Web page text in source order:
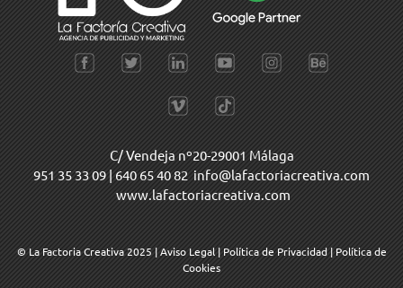
C/ Vendeja nº20-29001 Málaga
951 35 33 09 | 640 65 40 82 info@lafactoriacreativa.com
www.lafactoriacreativa.com
© La Factoria Creativa 2025 |Aviso Legal | Política de Privacidad | Política de
Cookies